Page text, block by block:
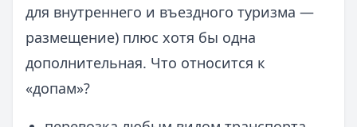
для внутреннего и въездного туризма —
размещение) плюс хотя бы одна
дополнительная. Что относится к
«допам»?